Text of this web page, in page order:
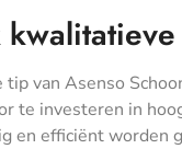
tip van Asenso
te investeren in
en efficiënt worden